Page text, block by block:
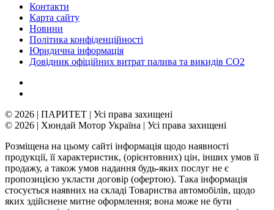
Контакти
Карта сайту
Новини
Політика конфіденційності
Юридична інформація
Довідник офіційних витрат палива та викидів СО2
© 2026 | ПАРИТЕТ | Усі права захищені
© 2026 | Хюндай Мотор Україна | Усі права захищені
Розміщена на цьому сайті інформація щодо наявності
продукції, її характеристик, (орієнтовних) цін, інших умов її
продажу, а також умов надання будь-яких послуг не є
пропозицією укласти договір (офертою). Така інформація
стосується наявних на складі Товариства автомобілів, щодо
яких здійснене митне оформлення; вона може не бути